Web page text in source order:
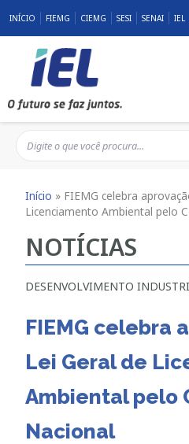
INÍCIO FIEMG CIEMG SESI SENAI IEL
Início » FIEMG celebra
Licenciamento Ambiental pelo
NOTÍCIAS
DESENVOLVIMENTO
FIEMG celebra
Lei Geral de
Ambiental pelo
Nacional